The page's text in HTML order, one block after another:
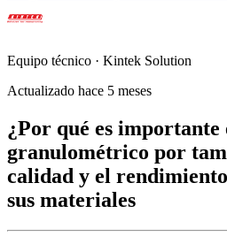
Equipo técnico · Kintek Solution
Actualizado hace 5 meses
¿Por qué es importante
granulométrico por
calidad y el
sus materiales